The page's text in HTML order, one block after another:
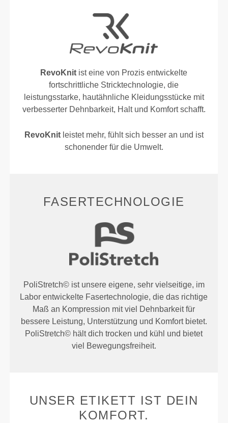
RevoKnit ist eine von Prozis entwickelte
fortschrittliche Stricktechnologie, die
leistungsstarke, hautähnliche Kleidungsstücke mit
verbesserter Dehnbarkeit, Halt und Komfort schafft.
RevoKnitleistet mehr, fühlt sich besser an und ist
schonender für die Umwelt.
FASERTECHNOLOGIE
PoliStretch© ist unsere eigene, sehr vielseitige, im
Labor entwickelte Fasertechnologie, die das richtige
Maß an Kompression mit viel Dehnbarkeit für
bessere Leistung, Unterstützung und Komfort bietet.
PoliStretch© hält dich trocken und kühl und bietet
viel Bewegungsfreiheit.
UNSER ETIKETT IST DEIN
KOMFORT.